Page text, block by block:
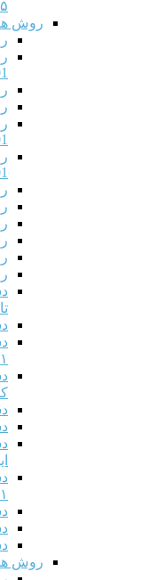
روش های
روش های